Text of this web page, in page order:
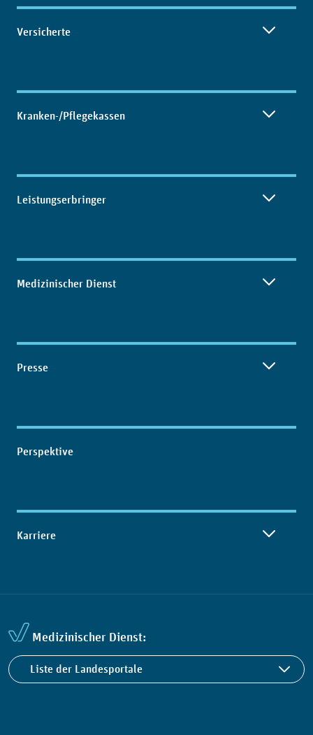
Inhaltsübersicht
Versicherte
Kranken-/Pflegekassen
Leistungserbringer
Medizinischer Dienst
Presse
Perspektive
Karriere
Medizinischer Dienst:
Liste der Landesportale